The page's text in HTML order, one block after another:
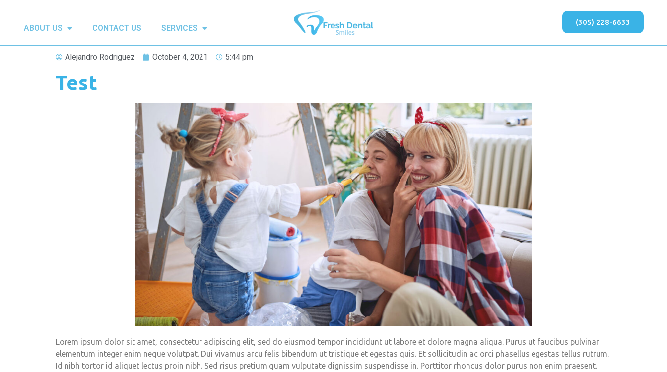
ABOUT US CONTACT US SERVICES
(305) 228-6633
Alejandro Rodriguez October 4, 2021 5:44 pm
Test
Lorem ipsum dolor sit amet, consectetur adipiscing elit, sed do eiusmod tempor incididunt ut labore et dolore magna aliqua. Purus ut faucibus pulvinar
elementum integer enim neque volutpat. Dui vivamus arcu felis bibendum ut tristique et egestas quis. Et sollicitudin ac orci phasellus egestas tellus rutrum.
Id nibh tortor id aliquet lectus proin nibh. Sed risus pretium quam vulputate dignissim suspendisse in. Porttitor rhoncus dolor purus non enim praesent.